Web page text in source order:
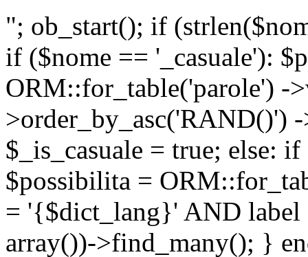
"; ob_start(); if
if ($nome == '_casuale'):
ORM::for_table('parole') -
>order_by_asc('RAND()')
$_is_casuale = true; else:
$possibilita =
= '{$dict_lang}' AND
array())->find_many(); }